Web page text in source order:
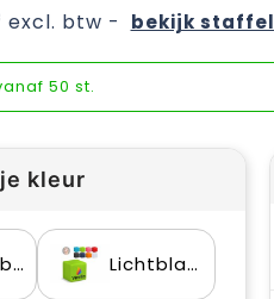
excl. btw - bekijk staffel
50 st.
kleur
Donkerblauw Lichtblauw